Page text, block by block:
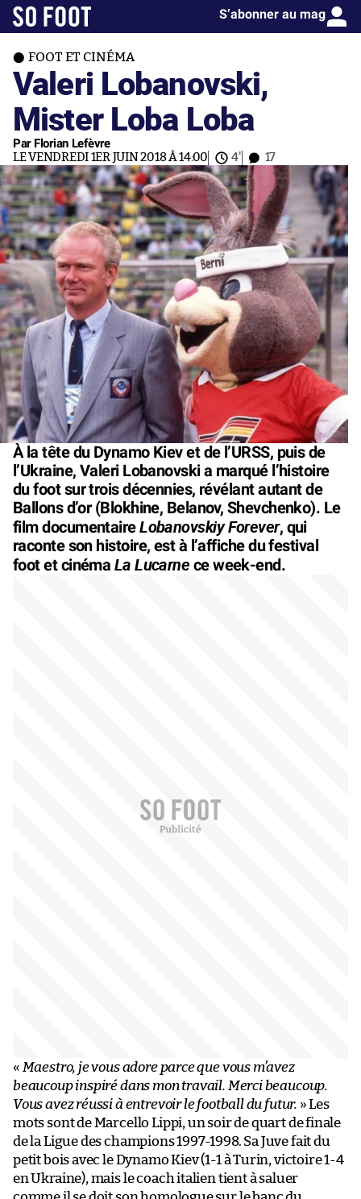
S’abonner au mag
FOOT ET CINÉMA
Valeri Lobanovski,
Mister Loba Loba
Par Florian Lefèvre
LE VENDREDI 1ER JUIN 2018 À 14:00 4' 17
À la tête du Dynamo Kiev et de l’URSS, puis de
l’Ukraine, Valeri Lobanovski a marqué l’histoire
du foot sur trois décennies, révélant autant de
Ballons d’or (Blokhine, Belanov, Shevchenko). Le
film documentaireLobanovskiy Forever, qui
raconte son histoire, est à l’affiche du festival
foot et cinéma La Lucarne ce week-end.
« Maestro, je vous adore parce que vous m’avez
beaucoup inspiré dans mon travail. Merci beaucoup.
Vous avez réussi à entrevoir le football du futur. » Les
mots sont de Marcello Lippi, un soir de quart de finale
de la Ligue des champions 1997-1998. Sa Juve fait du
petit bois avec le Dynamo Kiev (1-1 à Turin, victoire 1-4
en Ukraine), mais le coach italien tient à saluer